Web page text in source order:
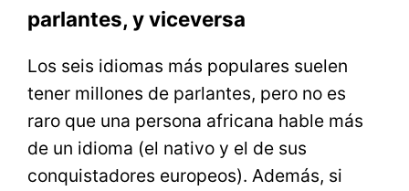
parlantes, y viceversa
Los seis idiomas más populares suelen
tener millones de parlantes, pero no es
raro que una persona africana hable más
de un idioma (el nativo y el de sus
conquistadores europeos). Además, si